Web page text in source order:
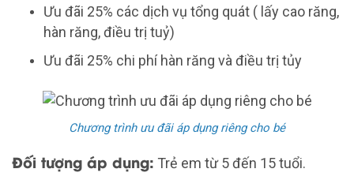
Ưu đãi 25% các dịch vụ tổng quát ( lấy cao răng,
hàn răng, điều trị tuỷ)
Ưu đãi 25% chi phí hàn răng và điều trị tủy
Chương trình ưu đãi áp dụng riêng cho bé
Đối tượng áp dụng: Trẻ em từ 5 đến 15 tuổi.